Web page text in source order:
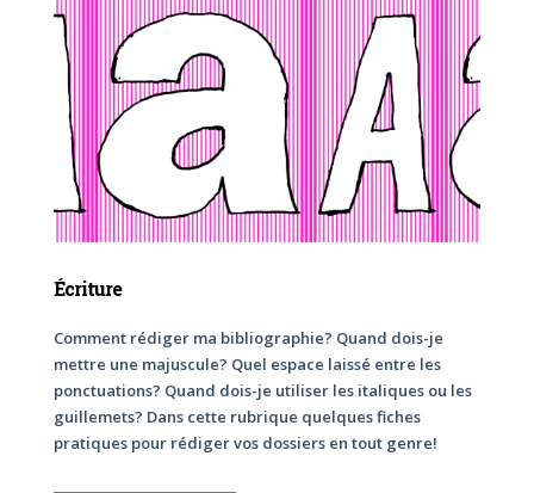
Écriture
Comment rédiger ma bibliographie? Quand dois-je
mettre une majuscule? Quel espace laissé entre les
ponctuations? Quand dois-je utiliser les italiques ou les
guillemets? Dans cette rubrique quelques fiches
pratiques pour rédiger vos dossiers en tout genre!